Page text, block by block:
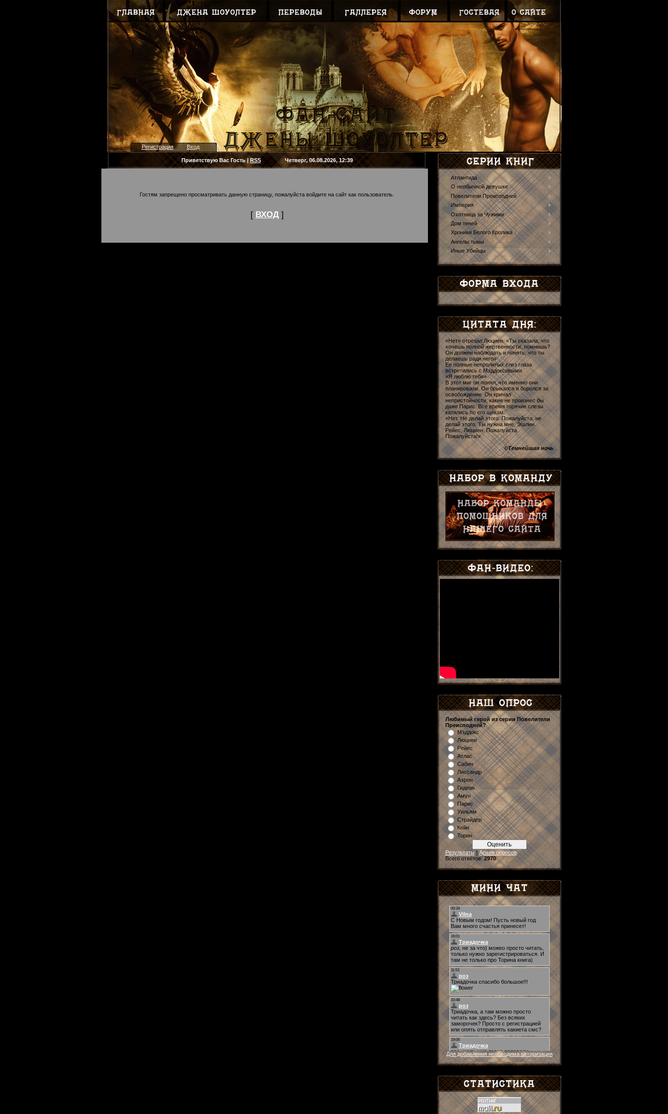
Регистрация Вход
Приветствую Вас Гость | RSSЧетверг, 06.08.2026, 12:39
Гостям запрещено просматривать данную страницу, пожалуйста войдите на сайт как пользователь.
[ ВХОД]
Атлантида
О необычной девушке
Повелители Преисподней
Империя
Охотница за Чужими
Дом теней
Хроники Белого Кролика
Ангелы тьмы
Иные Убийцы
«Нет» отрезал Люциен. «Ты сказала, что
хочешь полной жертвенности, помнишь?
Он должен наблюдать и понять, что ты
делаешь ради него»
Ее полные непролитых слез глаза
встретились с Мэддоксовыми.
«Я люблю тебя»
В этот миг он понял, что именно они
планировали. Он брыкался и боролся за
освобождение. Он кричал
непристойности, какие не произнес бы
даже Парис. Все время горячие слезы
катились по его щекам.
«Нет. Не делай этого. Пожалуйста, не
делай этого. Ты нужна мне, Эшлин.
Рейес, Люциен. Пожалуйста.
Пожалуйста!»
©Темнейшая ночь
Любимый герой из серии Повелители
Преисподней?
Мэддокс
Люциен
Рейес
Атлас
Сабин
Лиссандр
Аэрон
Гидеон
Амун
Парис
Уильям
Страйдер
Кейн
Торин
Результаты|Архив опросов
Всего ответов:2970
Для добавления необходима авторизация